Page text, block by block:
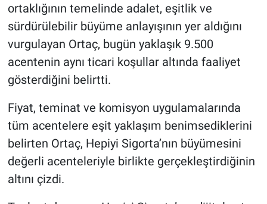
ortaklığının temelinde adalet, eşitlik ve
sürdürülebilir büyüme anlayışının yer aldığını
vurgulayan Ortaç, bugün yaklaşık 9.500
acentenin aynı ticari koşullar altında faaliyet
gösterdiğini belirtti.
Fiyat, teminat ve komisyon uygulamalarında
tüm acentelere eşit yaklaşım benimsediklerini
belirten Ortaç, Hepiyi Sigorta’nın büyümesini
değerli acenteleriyle birlikte gerçekleştirdiğinin
altını çizdi.